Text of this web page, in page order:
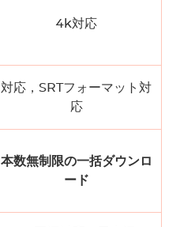
4k対応
対応，SRTフォーマット対
応
本数無制限の一括ダウンロ
ード